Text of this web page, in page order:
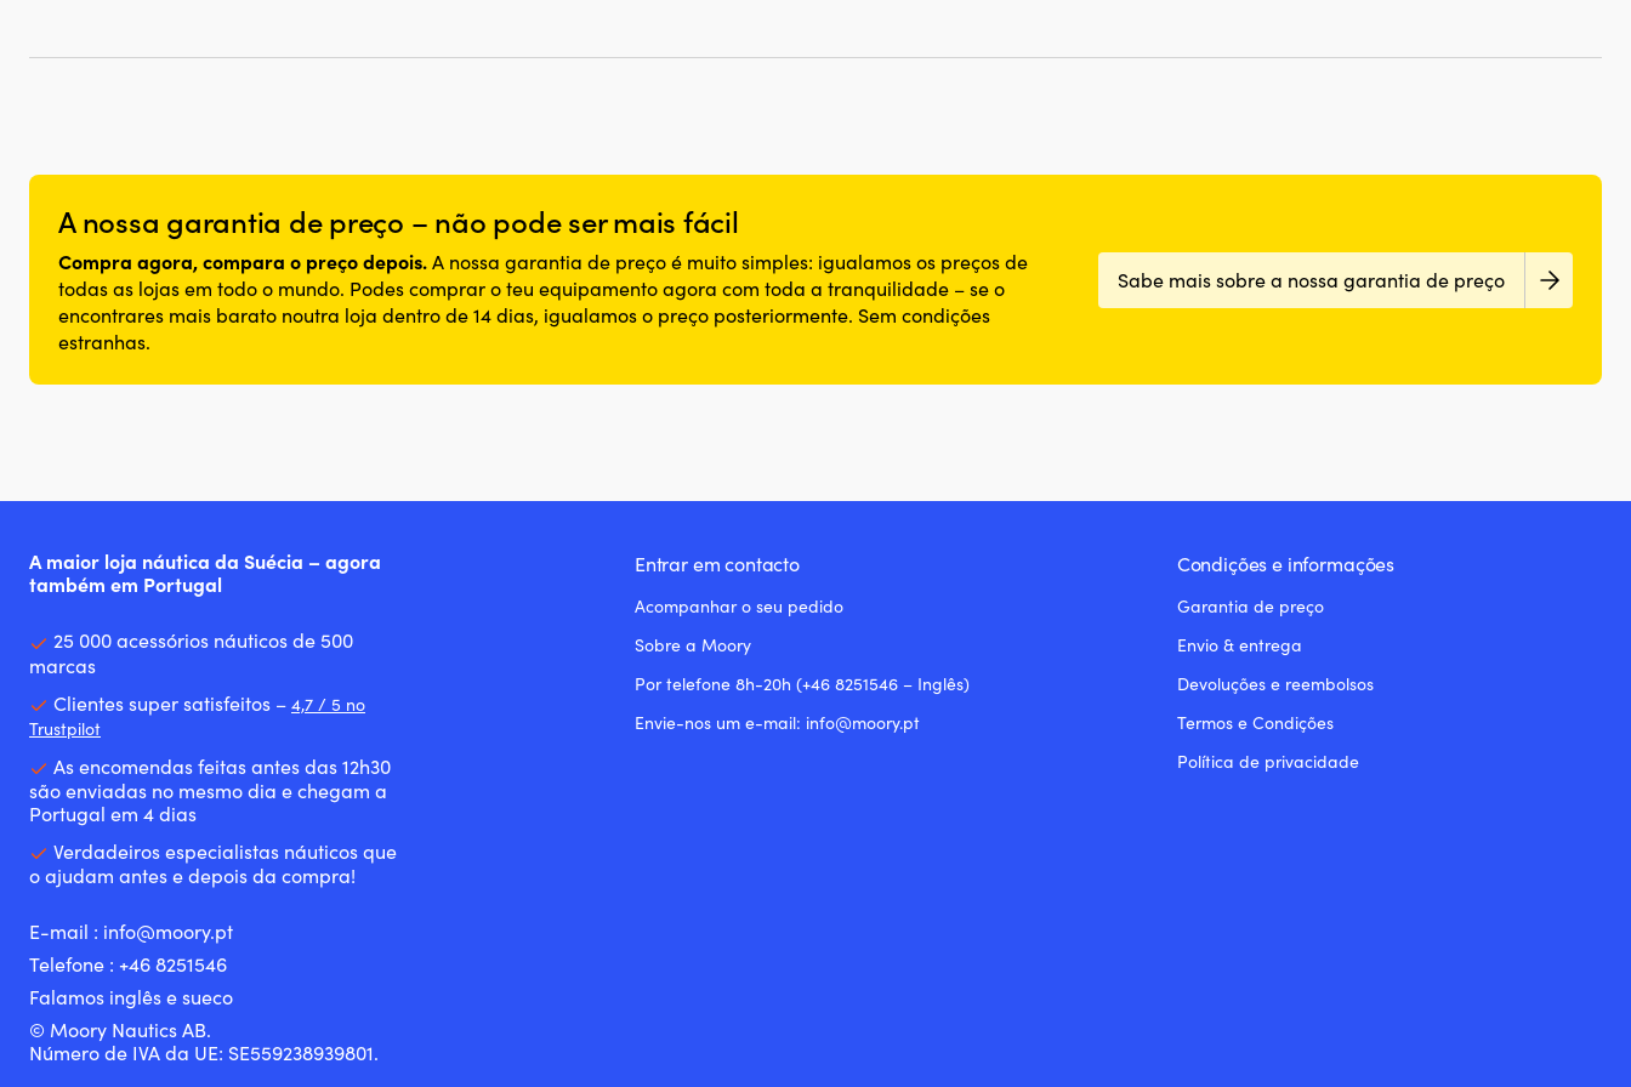
A nossa garantia de preço – não pode ser mais fácil
Compra agora, compara o preço depois.A nossa garantia de preço é muito simples: igualamos os preços de
todas as lojas em todo o mundo. Podes comprar o teu equipamento agora com toda a tranquilidade – se o
encontrares mais barato noutra loja dentro de 14 dias, igualamos o preço posteriormente. Sem condições
estranhas.
Sabe mais sobre a nossa garantia de preço
A maior loja náutica da Suécia – agora
também em Portugal
25 000 acessórios náuticos de 500
marcas
Clientes super satisfeitos – 4,7 / 5 no
Trustpilot
As encomendas feitas antes das 12h30
são enviadas no mesmo dia e chegam a
Portugal em 4 dias
Verdadeiros especialistas náuticos que
o ajudam antes e depois da compra!
E-mail : info@moory.pt
Telefone : +46 8251546
Falamos inglês e sueco
© Moory Nautics AB.
Número de IVA da UE: SE559238939801.
Entrar em contacto
Acompanhar o seu pedido
Sobre a Moory
Por telefone 8h-20h (+46 8251546 – Inglês)
Envie-nos um e-mail: info@moory.pt
Condições e informações
Garantia de preço
Envio & entrega
Devoluções e reembolsos
Termos e Condições
Política de privacidade